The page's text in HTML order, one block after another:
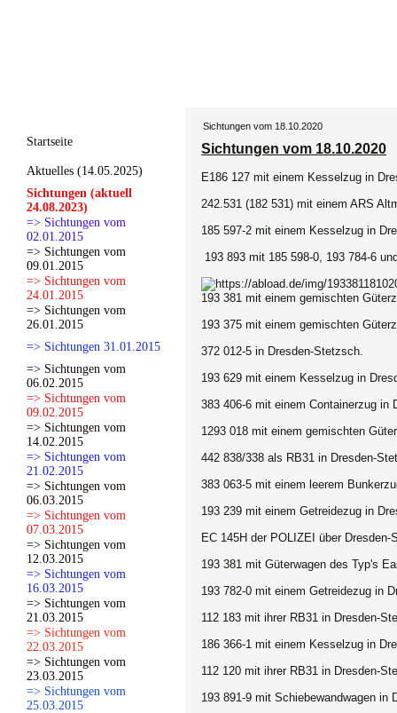
Startseite
Aktuelles (14.05.2025)
Sichtungen (aktuell
24.08.2023)
=> Sichtungen vom
02.01.2015
=> Sichtungen vom
09.01.2015
=> Sichtungen vom
24.01.2015
=> Sichtungen vom
26.01.2015
=> Sichtungen 31.01.2015
=> Sichtungen vom
06.02.2015
=> Sichtungen vom
09.02.2015
=> Sichtungen vom
14.02.2015
=> Sichtungen vom
21.02.2015
=> Sichtungen vom
06.03.2015
=> Sichtungen vom
07.03.2015
=> Sichtungen vom
12.03.2015
=> Sichtungen vom
16.03.2015
=> Sichtungen vom
21.03.2015
=> Sichtungen vom
22.03.2015
=> Sichtungen vom
23.03.2015
=> Sichtungen vom
25.03.2015
Sichtungen vom 18.10.2020
Sichtungen vom 18.10.2020
E186 127 mit einem Kesselzug in
242.531 (182 531) mit einem ARS
185 597-2 mit einem Kesselzug in
193 893 mit 185 598-0, 193 784-6
193 381 mit einem gemischten
193 375 mit einem gemischten
372 012-5 in Dresden-Stetzsch.
193 629 mit einem Kesselzug in
383 406-6 mit einem Containerzug in
1293 018 mit einem gemischten
442 838/338 als RB31 in Dresden-
383 063-5 mit einem leerem
193 239 mit einem Getreidezug in
EC 145H der POLIZEI über Dresden-
193 381 mit Güterwagen des Typ's
193 782-0 mit einem Getreidezug in
112 183 mit ihrer RB31 in Dresden-
186 366-1 mit einem Kesselzug in
112 120 mit ihrer RB31 in Dresden-
193 891-9 mit Schiebewandwagen in